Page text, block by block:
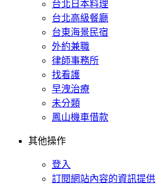
台北日本料理
台北高級餐廳
台東海景民宿
外約兼職
律師事務所
找看護
早洩治療
未分類
鳳山機車借款
其他操作
登入
訂閱網站內容的資訊提供